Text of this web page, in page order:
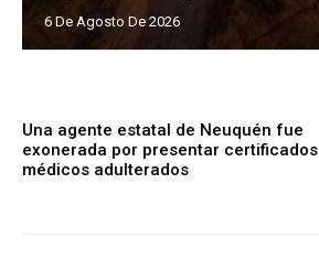
6 De Agosto De 2026
Una agente estatal de Neuquén fue
exonerada por presentar certificados
médicos adulterados